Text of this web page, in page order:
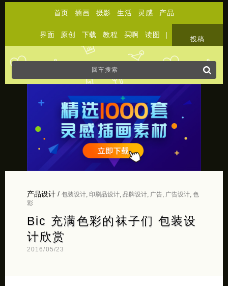
首页 插画 摄影 生活 灵感 产品
界面 原创 下载 教程 买啊 读图 |
投稿
产品设计/ 包装设计, 印刷品设计, 品牌设计, 广告, 广告设计, 色
彩
Bic 充满色彩的袜子们 包装设
计欣赏
2016/05/23